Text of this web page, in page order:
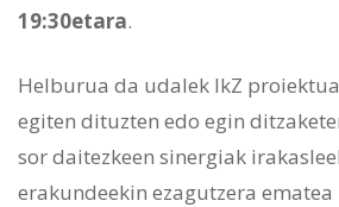
19:30etara.
Helburua da udalek IkZ
egiten dituzten edo egin
sor daitezkeen sinergiak
erakundeekin ezagutzera ematea